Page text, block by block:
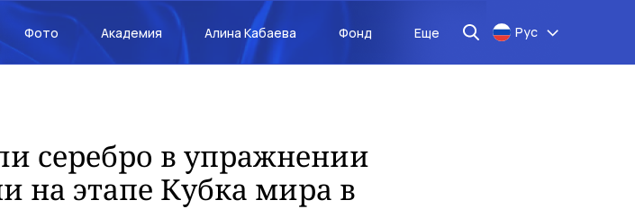
Фото Академия Алина Кабаева Фонд Еще Рус
серебро в упражнении
на этапе Кубка мира в